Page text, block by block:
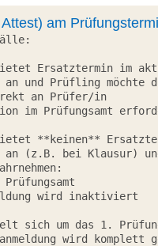
am
Ersatztermin im
**keinen**